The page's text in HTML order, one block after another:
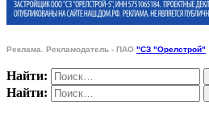
Реклама. Рекламодатель - ПАО "СЗ "Орелстрой"
Найти:
Найти: